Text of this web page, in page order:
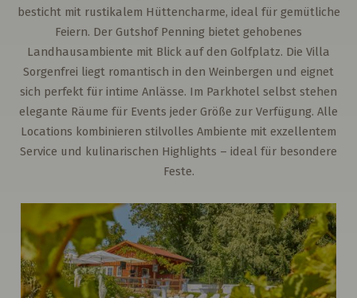
besticht mit rustikalem Hüttencharme, ideal für gemütliche
Feiern. Der Gutshof Penning bietet gehobenes
Landhausambiente mit Blick auf den Golfplatz. Die Villa
Sorgenfrei liegt romantisch in den Weinbergen und eignet
sich perfekt für intime Anlässe. Im Parkhotel selbst stehen
elegante Räume für Events jeder Größe zur Verfügung. Alle
Locations kombinieren stilvolles Ambiente mit exzellentem
Service und kulinarischen Highlights – ideal für besondere
Feste.